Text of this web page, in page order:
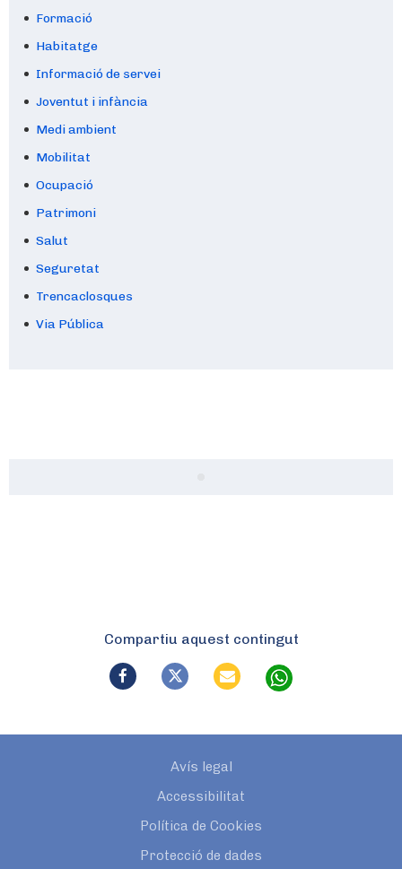
Formació
Habitatge
Informació de servei
Joventut i infància
Medi ambient
Mobilitat
Ocupació
Patrimoni
Salut
Seguretat
Trencaclosques
Via Pública
Compartiu aquest contingut
Avís legal
Accessibilitat
Política de Cookies
Protecció de dades